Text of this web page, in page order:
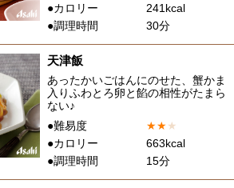
●カロリー
241kcal
●調理時間
30分
天津飯
あったかいごはんにのせた、蟹かま
入りふわとろ卵と餡の相性がたまら
ない♪
●難易度
★★★
●カロリー
663kcal
●調理時間
15分